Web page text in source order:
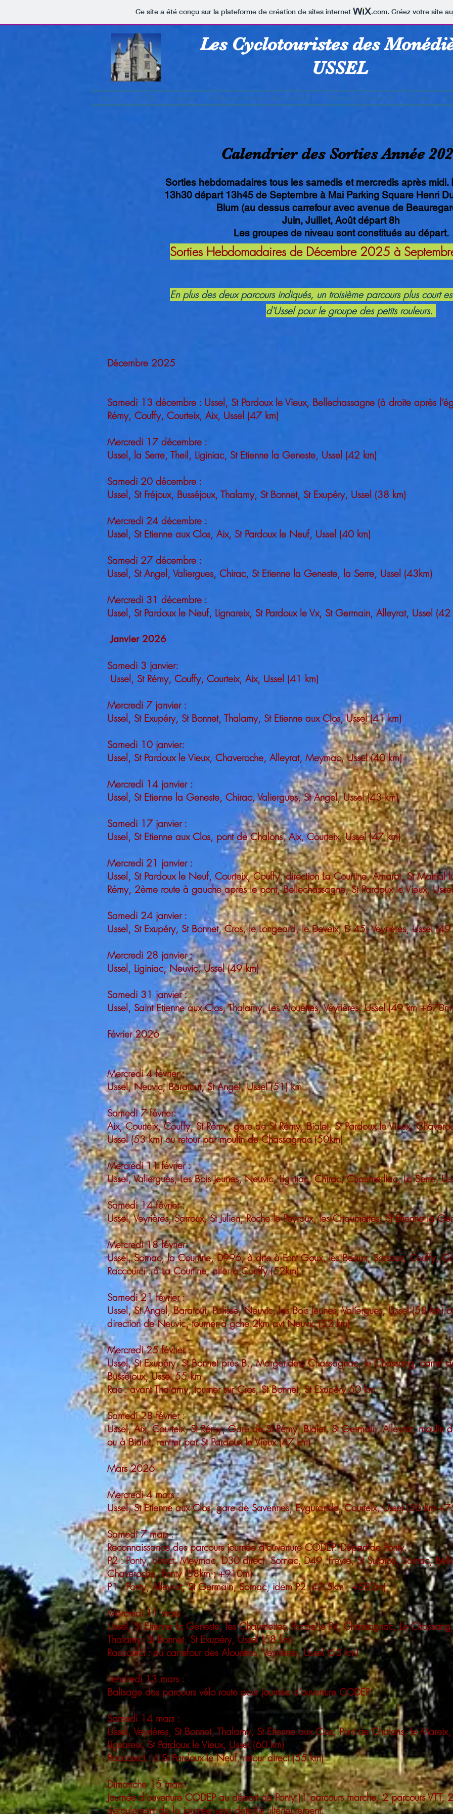
Ce site a été conçu sur la plateforme de création de sites internet .com. Créez votre site
Les Cyclotouristes des
USSEL
Accueil Le Club Activités Randonnée Genêts et Bruyères 2026 Randonnée Permanente Photos
Calendrier des Sorties Année
Sorties hebdomadaires tous les samedis et mercredis après midi.
13h30 départ 13h45 de Septembre à Mai Parking Square Henri
Blum (au dessus carrefour avec avenue de
Juin, Juillet, Août départ 8h
Les groupes de niveau sont constitués au départ.
Sorties Hebdomadaires de Décembre 2025 à
En plus des deux parcours indiqués, un troisième parcours plus court
d'Ussel pour le groupe des petits rouleurs.
Décembre 2025
Samedi 13 décembre : Ussel, St Pardoux le Vieux, Bellechassagne (à droite après
Rémy, Couffy, Courteix, Aix, Ussel (47 km)
Mercredi 17 décembre :
Ussel, la Serre, Theil, Liginiac, St Etienne la Geneste, Ussel (42 km)
Samedi 20 décembre :
Ussel, St Fréjoux, Busséjoux, Thalamy, St Bonnet, St Exupéry, Ussel (38 km)
Mercredi 24 décembre :
Ussel, St Etienne aux Clos, Aix, St Pardoux le Neuf, Ussel (40 km)
Samedi 27 décembre :
Ussel, St Angel, Valiergues, Chirac, St Etienne la Geneste, la Serre, Ussel (43km)
Mercredi 31 décembre :
Ussel, St Pardoux le Neuf, Lignareix, St Pardoux le Vx, St Germain, Alleyrat, Ussel (42
Janvier 2026
Samedi 3 janvier:
Ussel, St Rémy, Couffy, Courteix, Aix, Ussel (41 km)
Mercredi 7 janvier :
Ussel, St Exupéry, St Bonnet, Thalamy, St Etienne aux Clos, Ussel (41 km)
Samedi 10 janvier:
Ussel, St Pardoux le Vieux, Chaveroche, Alleyrat, Meymac, Ussel (40 km)
Mercredi 14 janvier :
Ussel, St Etienne la Geneste, Chirac, Valiergues, St Angel, Ussel (43 km)
Samedi 17 janvier :
Ussel, St Etienne aux Clos, pont de Chalons, Aix, Courteix, Ussel (47 km)
Mercredi 21 janvier :
Ussel, St Pardoux le Neuf, Courteix, Couffy, direction La Courtine, Amarot, St Martial
Rémy, 2ème route à gauche après le pont, Bellechassagne, St Pardoux le Vieux,
Samedi 24 janvier :
Ussel, St Exupéry, St Bonnet, Cros, le Longeard, le Deveix, D 45, Veyrières, Ussel (49
Mercredi 28 janvier :
Ussel, Liginiac, Neuvic, Ussel (49 km)
Samedi 31 janvier :
Ussel, Saint Etienne aux Clos, Thalamy, Les Alouettes, Veyrières, Ussel (49 km
Février 2026
Mercredi 4 février :
Ussel, Neuvic, Baratout, St Angel, Ussel (51) km
Samedi 7 février:
Aix, Courteix, Couffy, St Rémy, gare de St Rémy, Bialet, St Pardoux le Vieux,
Ussel (53 km) ou retour par moulin de Chassagnac (50km)
Mercredi 11 février :
Ussel, Valiergues, Les Bois Jeunes, Neuvic, Liginiac, Chirac, Chaumerliac, La Serre,
Samedi 14 février :
Ussel, Veyrières, Sarroux, St Julien, Roche le Peyroux, les Chaumettes, St Etienne la
Mercredi 18 février:
Ussel, Sornac, la Courtine, D996, à drte à Font Goux, les Beaux, Sarsoux, Couffy,
Raccourci : à La Courtine, aller à Couffy (52km)
Samedi 21 février :
Ussel, St Angel, Baratout, Palisse, Neuvic, les Bois Jeunes, Valiergues, Ussel (58 km)
direction de Neuvic, tourner à gche 2km avt Neuvic (52 km)
Mercredi 25 février :
Ussel, St Exupéry, St Bonnet près B., Margerides, Chassagnac, le Chassang, carref
Busséjoux, Ussel 55 km
Rac : avant Thalamy, tourner sur Cros, St Bonnet, St Exupéry 50 km
Samedi 28 février :
Ussel, Aix, Courteix, St Rémy, Gare de St Rémy, Bialet, St Germain, Alleyrat, moulin
ou à Bialet, rentrer par St Pardoux le Vieux (47 km)
Mars 2026
Mercredi 4 mars :
Ussel, St Etienne aux Clos, gare de Savennes, Eygurande, Courteix, Ussel (56 km
Samedi 7 mars :
Reconnaissance des parcours journée d’ouverture CODEP. Départ de Ponty.
P2 : Ponty, direct. Meymac, D30 direct. Sornac, D49, Freyte, St Sulpice, Sornac,
Chaveroche, Ponty (58km ; +910m)
P1 : Ponty, Alleyrat, St Germain, Sornac, idem P2 (42,5km ; +582m)
Mercredi 11 mars :
Ussel, St Etienne la Geneste, les Chaumettes, Roche le Px, Chassagnac, Le
Thalamy, St Bonnet, St Exupéry, Ussel (58 km)
Raccourci : au carrefour des Alouettes, Veyrières, Ussel (53 km)
Vendredi 13 mars :
Balisage des parcours vélo route pour journée d’ouverture CODEP
Samedi 14 mars :
Ussel, Veyrières, St Bonnet, Thalamy, St Etienne aux Clos, Pont de Chalons, le
Lignareix, St Pardoux le Vieux, Ussel (60 km)
Raccourci : à St Pardoux le Neuf, retour direct (55 km)
Dimanche 15 mars :
Journée d’ouverture CODEP au départ de Ponty (1 parcours marche, 2 parcours VTT,
déroulement de la journée sera détaillé ultérieurement.